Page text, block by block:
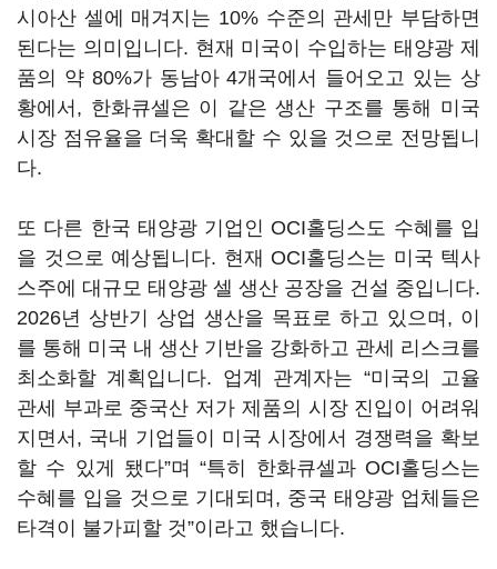
시아산 셀에 매겨지는 10% 수준의 관세만 부담하면
된다는 의미입니다. 현재 미국이 수입하는 태양광 제
품의 약 80%가 동남아 4개국에서 들어오고 있는 상
황에서, 한화큐셀은 이 같은 생산 구조를 통해 미국
시장 점유율을 더욱 확대할 수 있을 것으로 전망됩니
다.
또 다른 한국 태양광 기업인 OCI홀딩스도 수혜를 입
을 것으로 예상됩니다. 현재 OCI홀딩스는 미국 텍사
스주에 대규모 태양광 셀 생산 공장을 건설 중입니다.
2026년 상반기 상업 생산을 목표로 하고 있으며, 이
를 통해 미국 내 생산 기반을 강화하고 관세 리스크를
최소화할 계획입니다. 업계 관계자는 “미국의 고율
관세 부과로 중국산 저가 제품의 시장 진입이 어려워
지면서, 국내 기업들이 미국 시장에서 경쟁력을 확보
할 수 있게 됐다”며 “특히 한화큐셀과 OCI홀딩스는
수혜를 입을 것으로 기대되며, 중국 태양광 업체들은
타격이 불가피할 것”이라고 했습니다.